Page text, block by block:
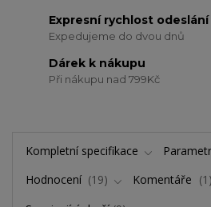
Expresní rychlost odeslání
Expedujeme do dvou dnů
Dárek k nákupu
Při nákupu nad 799Kč
Kompletní specifikace
Hodnocení
19 Komentáře
1